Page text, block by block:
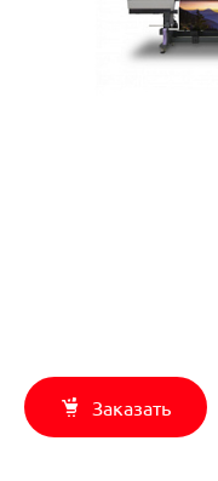
Заказать